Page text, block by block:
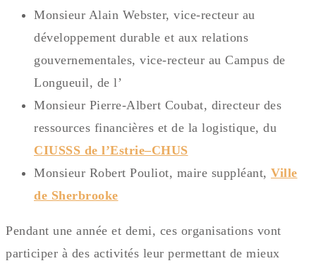
Monsieur Alain Webster, vice-recteur au
développement durable et aux relations
gouvernementales, vice-recteur au Campus de
Longueuil, de l’
Monsieur Pierre-Albert Coubat, directeur des
ressources financières et de la logistique, du
CIUSSS de l’Estrie–CHUS
Monsieur Robert Pouliot, maire suppléant, Ville
de Sherbrooke
Pendant une année et demi, ces organisations vont
participer à des activités leur permettant de mieux